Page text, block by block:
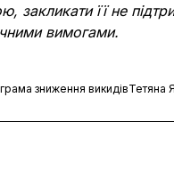
закликати її не
вимогами.
зниження викидівТетяна